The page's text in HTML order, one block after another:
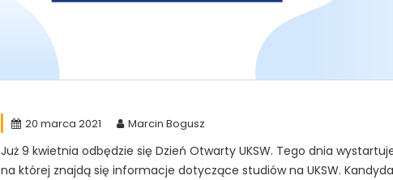
20 marca 2021 Marcin Bogusz
Już 9 kwietnia odbędzie się Dzień Otwarty UKSW. Tego dnia
na której znajdą się informacje dotyczące studiów na UKSW.